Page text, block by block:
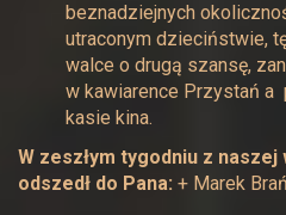
beznadziejnych
utraconym dzieciństwie,
walce o drugą szansę,
w kawiarence Przystań a
kasie kina.
W zeszłym tygodniu z
odszedł do Pana: + Marek